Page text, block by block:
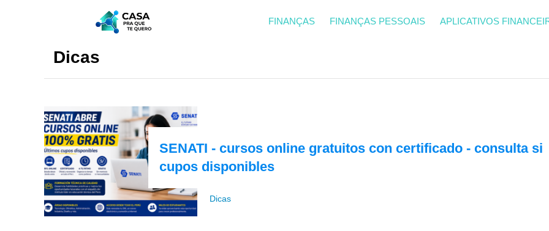
FINANÇAS FINANÇAS PESSOAIS APLICATIVOS
Dicas
SENATI - cursos online gratuitos con certificado - consulta si
cupos disponibles
Dicas